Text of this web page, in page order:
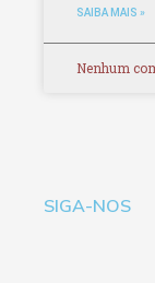
SAIBA MAIS »
Nenhum
SIGA-NOS